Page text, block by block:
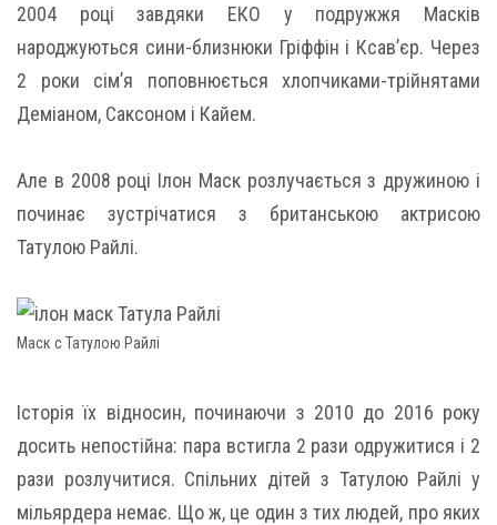
2004 році завдяки ЕКО у подружжя Масків
народжуються сини-близнюки Гріффін і Ксав’єр. Через
2 роки сім’я поповнюється хлопчиками-трійнятами
Деміаном, Саксоном і Кайем.
Але в 2008 році Ілон Маск розлучається з дружиною і
починає зустрічатися з британською актрисою
Татулою Райлі.
Маск с Татулою Райлі
Історія їх відносин, починаючи з 2010 до 2016 року
досить непостійна: пара встигла 2 рази одружитися і 2
рази розлучитися. Спільних дітей з Татулою Райлі у
мільярдера немає. Що ж, це один з тих людей, про яких